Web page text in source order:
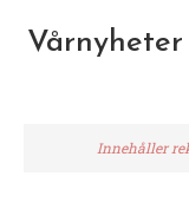
Innehåller